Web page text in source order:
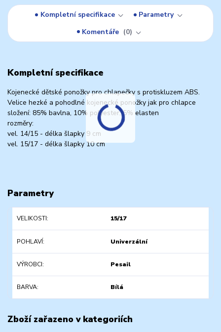
Kompletní specifikace
Parametry
Komentáře
0
Kompletní specifikace
Kojenecké dětské ponožky pro chlapečky s protiskluzem ABS.
Velice hezké a pohodlné kojenecké ponožky jak pro chlapce
složení: 85% bavlna, 10% polyester, 5% elasten
rozměry:
vel. 14/15 - délka šlapky 9 cm
vel. 15/17 - délka šlapky 10 cm
Parametry
VELIKOSTI 15/17
POHLAVÍ Univerzální
VÝROBCI Pesail
BARVA Bílá
Zboží zařazeno v kategoriích